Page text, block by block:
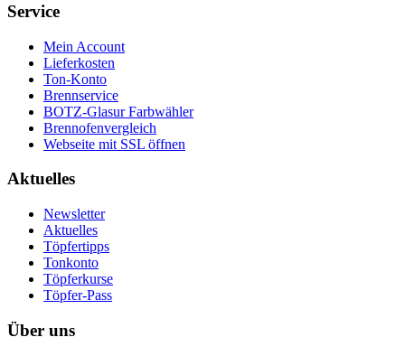
Service
Mein Account
Lieferkosten
Ton-Konto
Brennservice
BOTZ-Glasur Farbwähler
Brennofenvergleich
Webseite mit SSL öffnen
Aktuelles
Newsletter
Aktuelles
Töpfertipps
Tonkonto
Töpferkurse
Töpfer-Pass
Über uns